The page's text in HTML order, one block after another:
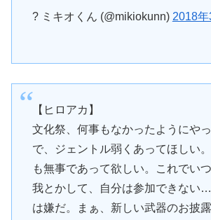
? ミキオくん (@mikiokunn) 2018年
【ヒロアカ】
文化祭、何事もなかったようにや
で、ジェントル弱くあってほしい
も無事であって欲しい。これでい
我とかして、自分は参加できない
は嫌だ。まぁ、新しい武器のお披